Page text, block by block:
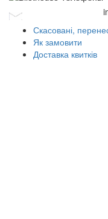
Скасовані,
Як замовити
Доставка квитків